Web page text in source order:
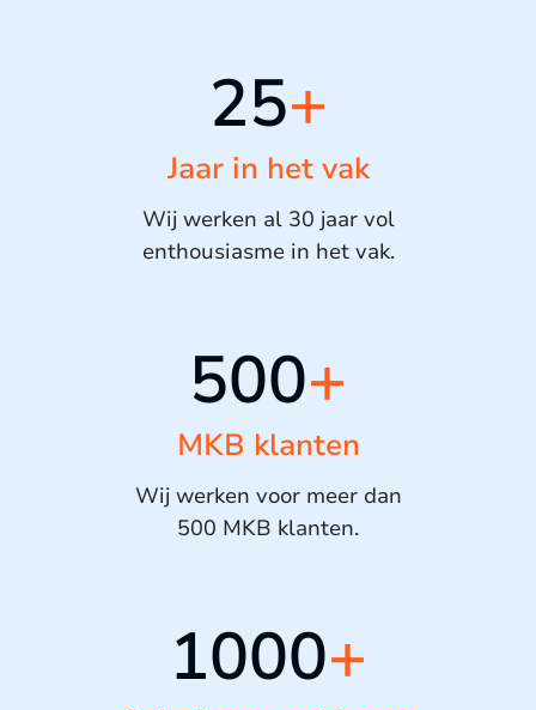
25+
Jaar in het vak
Wij werken al 30 jaar vol
enthousiasme in het vak.
500+
MKB klanten
Wij werken voor meer dan
500 MKB klanten.
1000+